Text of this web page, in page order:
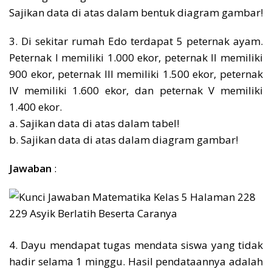
Sajikan data di atas dalam bentuk diagram gambar!
3. Di sekitar rumah Edo terdapat 5 peternak ayam.
Peternak I memiliki 1.000 ekor, peternak II memiliki
900 ekor, peternak III memiliki 1.500 ekor, peternak
IV memiliki 1.600 ekor, dan peternak V memiliki
1.400 ekor.
a. Sajikan data di atas dalam tabel!
b. Sajikan data di atas dalam diagram gambar!
Jawaban :
4. Dayu mendapat tugas mendata siswa yang tidak
hadir selama 1 minggu. Hasil pendataannya adalah